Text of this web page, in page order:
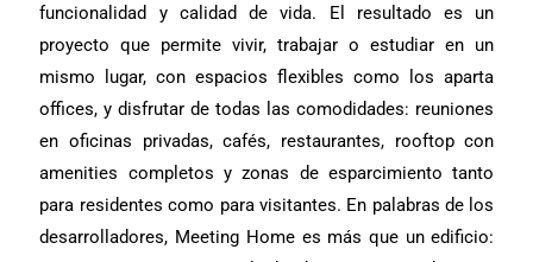
funcionalidad y calidad de vida. El resultado es un
proyecto que permite vivir, trabajar o estudiar en un
mismo lugar, con espacios flexibles como los aparta
offices, y disfrutar de todas las comodidades: reuniones
en oficinas privadas, cafés, restaurantes, rooftop con
amenities completos y zonas de esparcimiento tanto
para residentes como para visitantes. En palabras de los
desarrolladores, Meeting Home es más que un edificio: